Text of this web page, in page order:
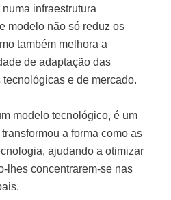
infraestrutura
modelo não só reduz os
também melhora a
de adaptação das
e de mercado.
modelo tecnológico, é um
a forma como as
ajudando a otimizar
lhes concentrarem-se nas